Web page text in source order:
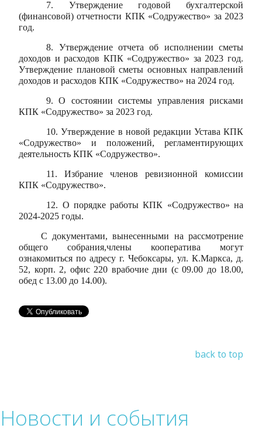
7. Утверждение годовой бухгалтерской
(финансовой) отчетности КПК «Содружество» за 2023
год.
8. Утверждение отчета об исполнении сметы
доходов и расходов КПК «Содружество» за 2023 год.
Утверждение плановой сметы основных направлений
доходов и расходов КПК «Содружество» на 2024 год.
9. О состоянии системы управления рисками
КПК «Содружество» за 2023 год.
10. Утверждение в новой редакции Устава КПК
«Содружество» и положений, регламентирующих
деятельность КПК «Содружество».
11. Избрание членов ревизионной комиссии
КПК «Содружество».
12. О порядке работы КПК «Содружество» на
2024-2025 годы.
С документами, вынесенными на рассмотрение
общего собрания,члены кооператива могут
ознакомиться по адресу г. Чебоксары, ул. К.Маркса, д.
52, корп. 2, офис 220 врабочие дни (с 09.00 до 18.00,
обед с 13.00 до 14.00).
back to top
Новости и события